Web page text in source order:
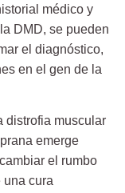
médico y
DMD, se pueden
el diagnóstico,
en el gen de la
distrofia muscular
emerge
el rumbo
una cura